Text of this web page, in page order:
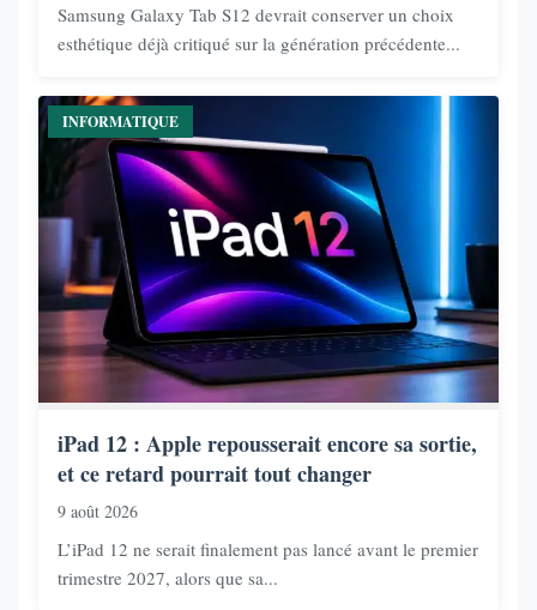
Samsung Galaxy Tab S12 devrait conserver un choix
esthétique déjà critiqué sur la génération précédente...
INFORMATIQUE
iPad 12 : Apple repousserait encore sa sortie,
et ce retard pourrait tout changer
9 août 2026
L’iPad 12 ne serait finalement pas lancé avant le premier
trimestre 2027, alors que sa...